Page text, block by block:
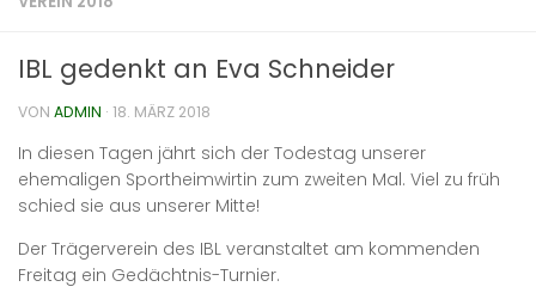
IBL gedenkt an Eva Schneider
VON ADMIN · 18. MÄRZ 2018
In diesen Tagen jährt sich der Todestag unserer
ehemaligen Sportheimwirtin zum zweiten Mal. Viel zu früh
schied sie aus unserer Mitte!
Der Trägerverein des IBL veranstaltet am kommenden
Freitag ein Gedächtnis-Turnier.